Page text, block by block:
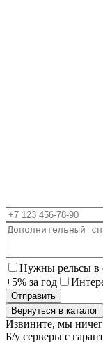
Нужны рельсы в
+5% за год
Вернуться в каталог
Извините, мы
Б/у серверы с